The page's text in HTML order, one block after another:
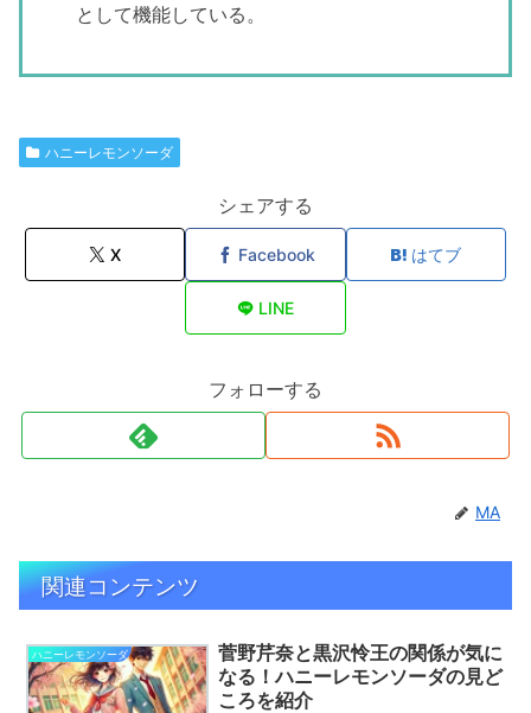
として機能している。
ハニーレモンソーダ
シェアする
X Facebook はてブ
LINE
フォローする
MA
関連コンテンツ
ハニーレモンソーダ
菅野芹奈と黒沢怜王の関係が気に
なる！ハニーレモンソーダの見ど
ころを紹介